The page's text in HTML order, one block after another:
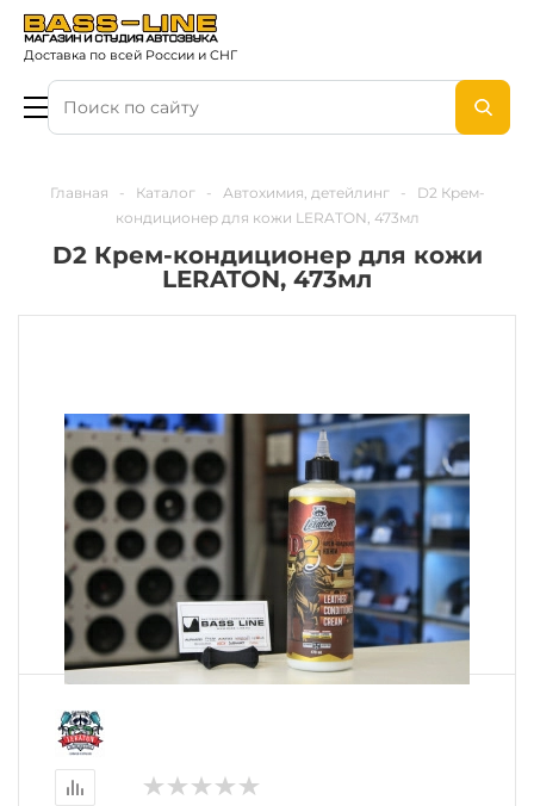
Доставка по всей России и СНГ
Главная - Каталог - Автохимия, детейлинг -
D2 Крем-
кондиционер для кожи LERATON, 473мл
D2 Крем-кондиционер для кожи
LERATON, 473мл